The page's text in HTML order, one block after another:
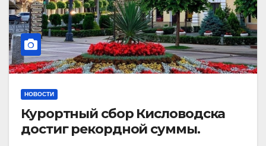
НОВОСТИ
Курортный сбор Кисловодска
достиг рекордной суммы.